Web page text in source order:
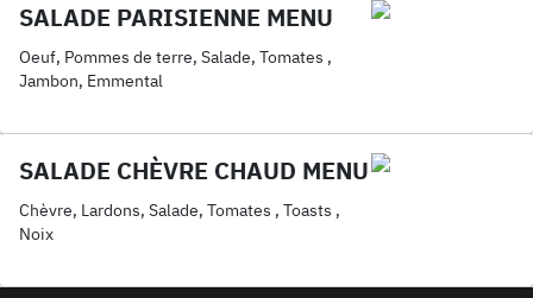
SALADE PARISIENNE MENU
Oeuf, Pommes de terre, Salade, Tomates ,
Jambon, Emmental
SALADE CHÈVRE CHAUD MENU
Chèvre, Lardons, Salade, Tomates , Toasts ,
Noix